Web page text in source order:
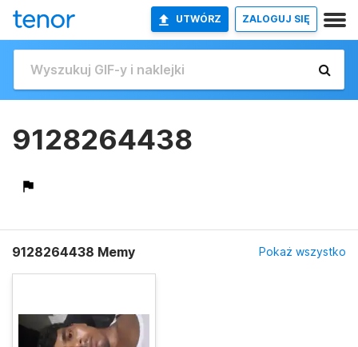
UTWÓRZ ZALOGUJ SIĘ
9128264438
9128264438 Memy Pokaż wszystko